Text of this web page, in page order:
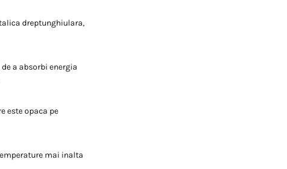
dreptunghiulara,
a absorbi energia
este opaca pe
mai inalta